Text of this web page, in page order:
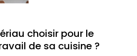
choisir pour le
de sa cuisine ?